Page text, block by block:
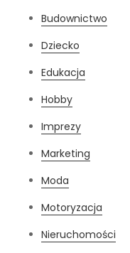
Budownictwo
Dziecko
Edukacja
Hobby
Imprezy
Marketing
Moda
Motoryzacja
Nieruchomości